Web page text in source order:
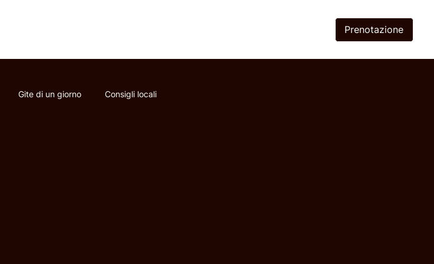
Prenotazione
Gite di un giorno Consigli locali